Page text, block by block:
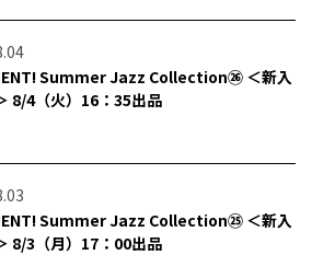
Summer Jazz Collection㉖ ＜新入
8/4（火）16：35出品
Summer Jazz Collection㉕ ＜新入
8/3（月）17：00出品